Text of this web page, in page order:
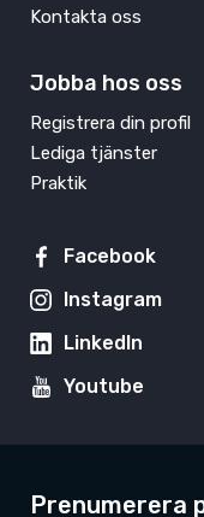
Kontakta oss
Jobba hos oss
Registrera din profil
Lediga tjänster
Praktik
Facebook
Instagram
LinkedIn
Youtube
Prenumerera